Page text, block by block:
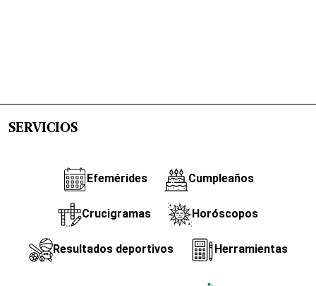
SERVICIOS
Efemérides Cumpleaños
Crucigramas Horóscopos
Resultados deportivos Herramientas